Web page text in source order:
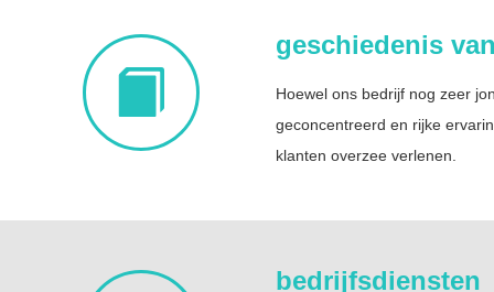
geschiedenis
Hoewel ons bedrijf nog zeer
geconcentreerd en rijke
klanten overzee verlenen.
bedrijfsdiensten